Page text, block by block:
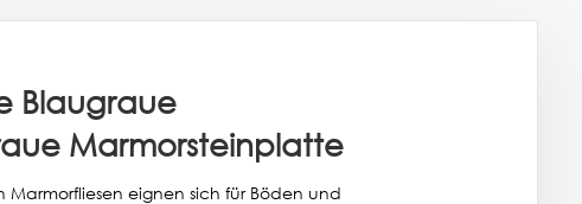
Blaugraue
Marmorsteinplatte
eignen sich für Böden und